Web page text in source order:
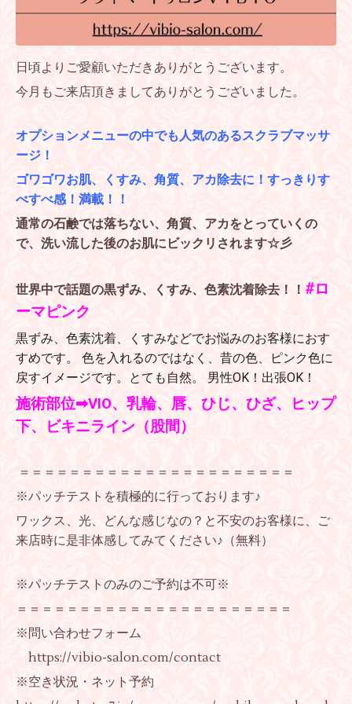
日頃よりご愛顧いただきありがとうございます。
今月もご来店頂きましてありがとうございました。
オプションメニューの中でも人気のあるスクラブマッサ
ージ！
ゴワゴワお肌、くすみ、角質、アカ除去に！すっきりす
べすべ感！満載！！
通常の石鹸では落ちない、角質、アカをとっていくの
で、洗い流した後のお肌にビックリされます☆彡
世界中で話題の黒ずみ、くすみ、色素沈着除去！！ #ロ
ーマピンク
黒ずみ、色素沈着、くすみなどでお悩みのお客様におす
すめです。 色を入れるのではなく、昔の色、ピンク色に
戻すイメージです。とても自然。 男性OK！出張OK！
施術部位➡VIO、乳輪、唇、ひじ、ひざ、ヒップ
下、ビキニライン（股間）
＝＝＝＝＝＝＝＝＝＝＝＝＝＝＝＝＝＝＝＝＝＝
※パッチテストを積極的に行っております♪
ワックス、光、どんな感じなの？と不安のお客様に、ご
来店時に是非体感してみてください♪（無料）
※パッチテストのみのご予約は不可※
＝＝＝＝＝＝＝＝＝＝＝＝＝＝＝＝＝＝＝＝＝＝
※問い合わせフォーム
https://vibio-salon.com/contact
※空き状況・ネット予約